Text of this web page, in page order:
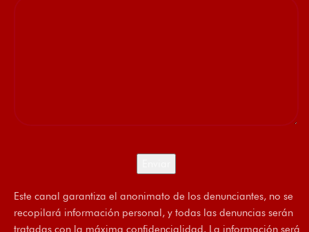
Este canal garantiza el anonimato de los denunciantes, no se
recopilará información personal, y todas las denuncias serán
tratadas con la máxima confidencialidad. La información será